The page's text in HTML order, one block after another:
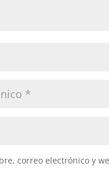
correo electrónico y